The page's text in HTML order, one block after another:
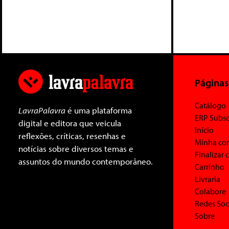
LavraPalavraé uma plataforma
digital e editora que veicula
reflexões, críticas, resenhas e
notícias sobre diversos temas e
assuntos do mundo contemporâneo.
Páginas
Catálogo
ERP
Início
Minha
Finalizar
Carrinho
Livraria
Colabore
Redes
Sobre